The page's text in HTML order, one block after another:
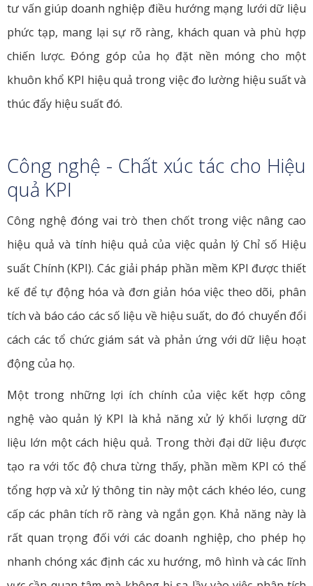
tư vấn giúp doanh nghiệp điều hướng mạng lưới dữ liệu
phức tạp, mang lại sự rõ ràng, khách quan và phù hợp
chiến lược. Đóng góp của họ đặt nền móng cho một
khuôn khổ KPI hiệu quả trong việc đo lường hiệu suất và
thúc đẩy hiệu suất đó.
Công nghệ - Chất xúc tác cho Hiệu
quả KPI
Công nghệ đóng vai trò then chốt trong việc nâng cao
hiệu quả và tính hiệu quả của việc quản lý Chỉ số Hiệu
suất Chính (KPI). Các giải pháp phần mềm KPI được thiết
kế để tự động hóa và đơn giản hóa việc theo dõi, phân
tích và báo cáo các số liệu về hiệu suất, do đó chuyển đổi
cách các tổ chức giám sát và phản ứng với dữ liệu hoạt
động của họ.
Một trong những lợi ích chính của việc kết hợp công
nghệ vào quản lý KPI là khả năng xử lý khối lượng dữ
liệu lớn một cách hiệu quả. Trong thời đại dữ liệu được
tạo ra với tốc độ chưa từng thấy, phần mềm KPI có thể
tổng hợp và xử lý thông tin này một cách khéo léo, cung
cấp các phân tích rõ ràng và ngắn gọn. Khả năng này là
rất quan trọng đối với các doanh nghiệp, cho phép họ
nhanh chóng xác định các xu hướng, mô hình và các lĩnh